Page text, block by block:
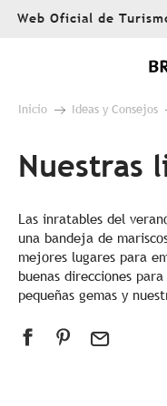
AllerWeb Oficial de
Inicio Ideas y Consejos
Nuestras
Las inratables del
una bandeja de
mejores lugares para
buenas direcciones
pequeñas gemas y